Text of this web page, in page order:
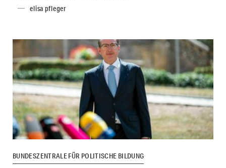
elisa pfleger
BUNDESZENTRALE FÜR POLITISCHE BILDUNG